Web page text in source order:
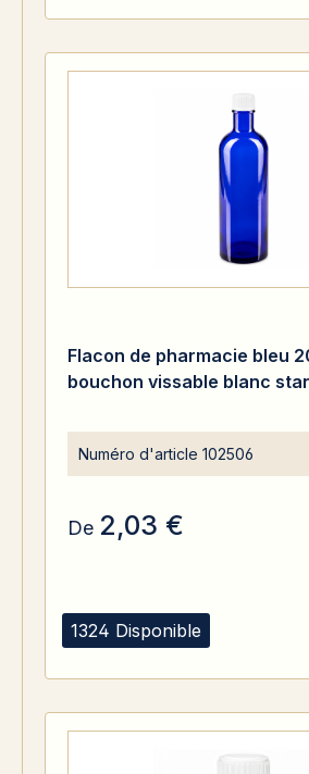
1324 Disponible
Flacon de pharmacie bleu
bouchon vissable blanc
Numéro d'article 102506
De 2,03 €